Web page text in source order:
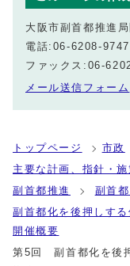
大阪市副首都推進
電話:06-6208-9747
ファックス:06-
メール送信フォーム
トップページ 市政
主要な計画、指針・施
副首都推進
副首
副首都化を後押しす
開催概要
第5回 副首都化を後